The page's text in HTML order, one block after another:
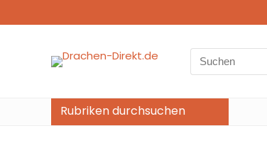
Search
for:
Rubriken durchsuchen